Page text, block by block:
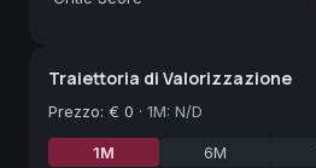
Traiettoria di Valorizzazione
Prezzo: € 0 · 1M: N/D
1M 6M